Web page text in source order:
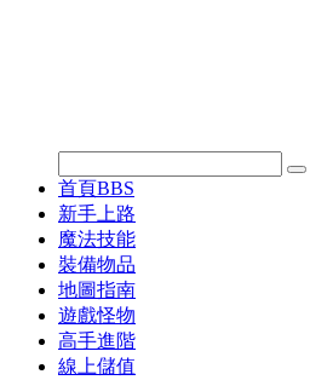
首頁BBS
新手上路
魔法技能
裝備物品
地圖指南
遊戲怪物
高手進階
線上儲值